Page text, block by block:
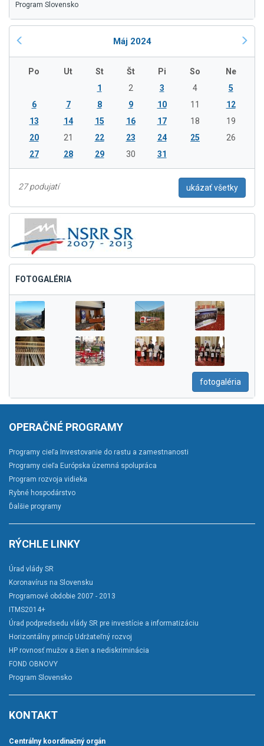
Program Slovensko
Máj 2024
Po Ut St Št Pi So
Ne
1
2 3 4
5
6
7 8 9 10 11
12
13
14 15 16 17 18
19
20
21 22 23 24 25
26
27
28 29 30 31
27 podujatí ukázať všetky
FOTOGALÉRIA
fotogaléria
OPERAČNÉ PROGRAMY
Programy cieľa Investovanie do rastu a zamestnanosti
Programy cieľa Európska územná spolupráca
Program rozvoja vidieka
Rybné hospodárstvo
Ďalšie programy
RÝCHLE LINKY
Úrad vlády SR
Koronavírus na Slovensku
Programové obdobie 2007 - 2013
ITMS2014+
Úrad podpredsedu vlády SR pre investície a informatizáciu
Horizontálny princíp Udržateľný rozvoj
HP rovnosť mužov a žien a nediskriminácia
FOND OBNOVY
Program Slovensko
KONTAKT
Centrálny koordinačný orgán